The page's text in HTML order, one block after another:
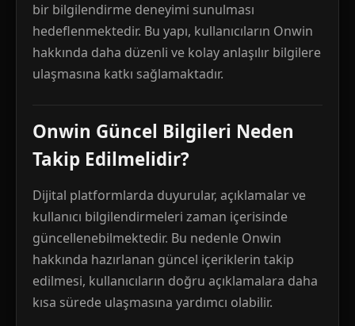
bir bilgilendirme deneyimi sunulması
hedeflenmektedir. Bu yapı, kullanıcıların Onwin
hakkında daha düzenli ve kolay anlaşılır bilgilere
ulaşmasına katkı sağlamaktadır.
Onwin Güncel Bilgileri Neden
Takip Edilmelidir?
Dijital platformlarda duyurular, açıklamalar ve
kullanıcı bilgilendirmeleri zaman içerisinde
güncellenebilmektedir. Bu nedenle Onwin
hakkında hazırlanan güncel içeriklerin takip
edilmesi, kullanıcıların doğru açıklamalara daha
kısa sürede ulaşmasına yardımcı olabilir.